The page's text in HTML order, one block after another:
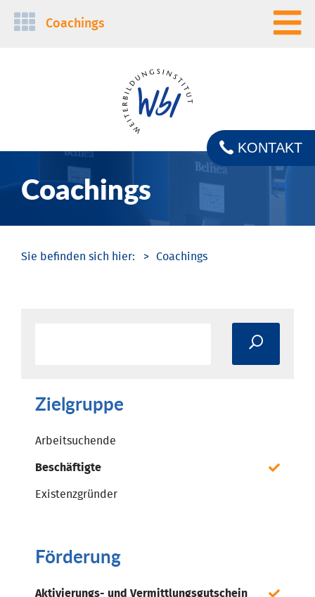
Navigation
Coachings
Coachings
KONTAKT
Coachings
Zielgruppe
Arbeitsuchende
Beschäftigte
Existenzgründer
Förderung
Aktivierungs- und Vermittlungsgutschein